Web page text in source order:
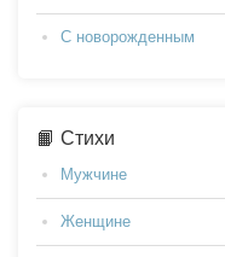
С новорожденным
📙 Стихи
Мужчине
Женщине